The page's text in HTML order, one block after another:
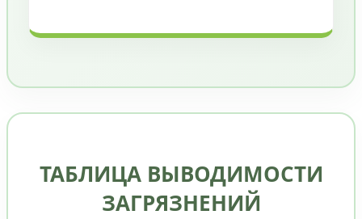
ТАБЛИЦА ВЫВОДИМОСТИ
ЗАГРЯЗНЕНИЙ